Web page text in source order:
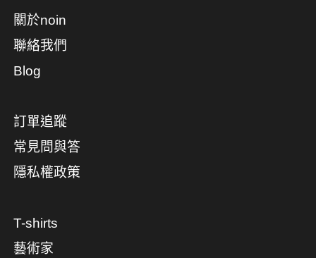
關於noin
聯絡我們
Blog
訂單追蹤
常見問與答
隱私權政策
T-shirts
藝術家